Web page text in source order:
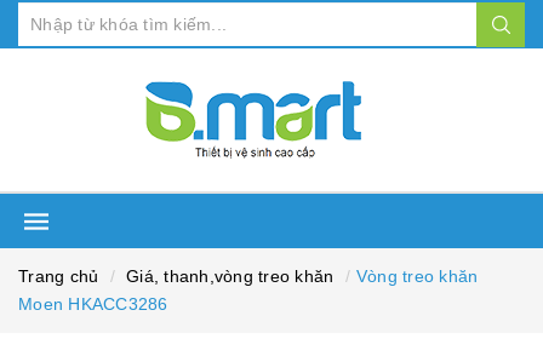
Trang chủ Giá, thanh,vòng treo khăn
Vòng treo khăn
Moen HKACC3286